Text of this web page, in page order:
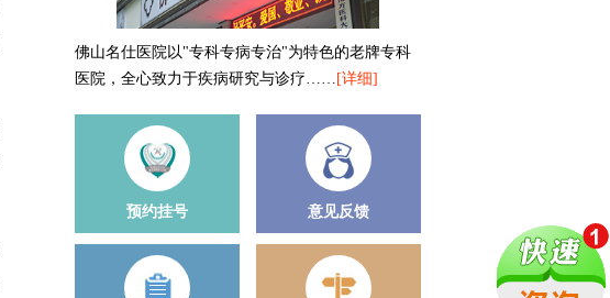
佛山名仕医院以"专科专病专治"为特色的老牌专科
医院，全心致力于疾病研究与诊疗…… [详细]
预约挂号 意见反馈